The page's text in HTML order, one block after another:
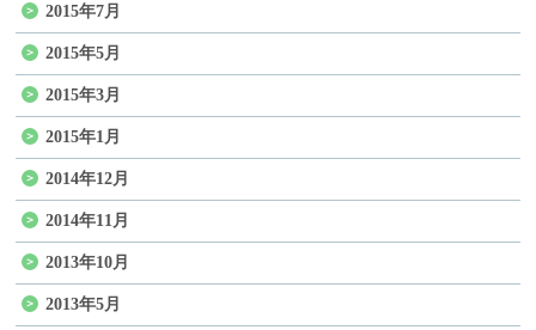
2015年7月
2015年5月
2015年3月
2015年1月
2014年12月
2014年11月
2013年10月
2013年5月